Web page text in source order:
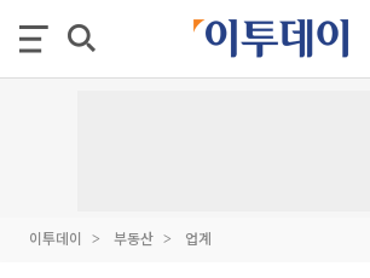
이투데이 부동산 업계